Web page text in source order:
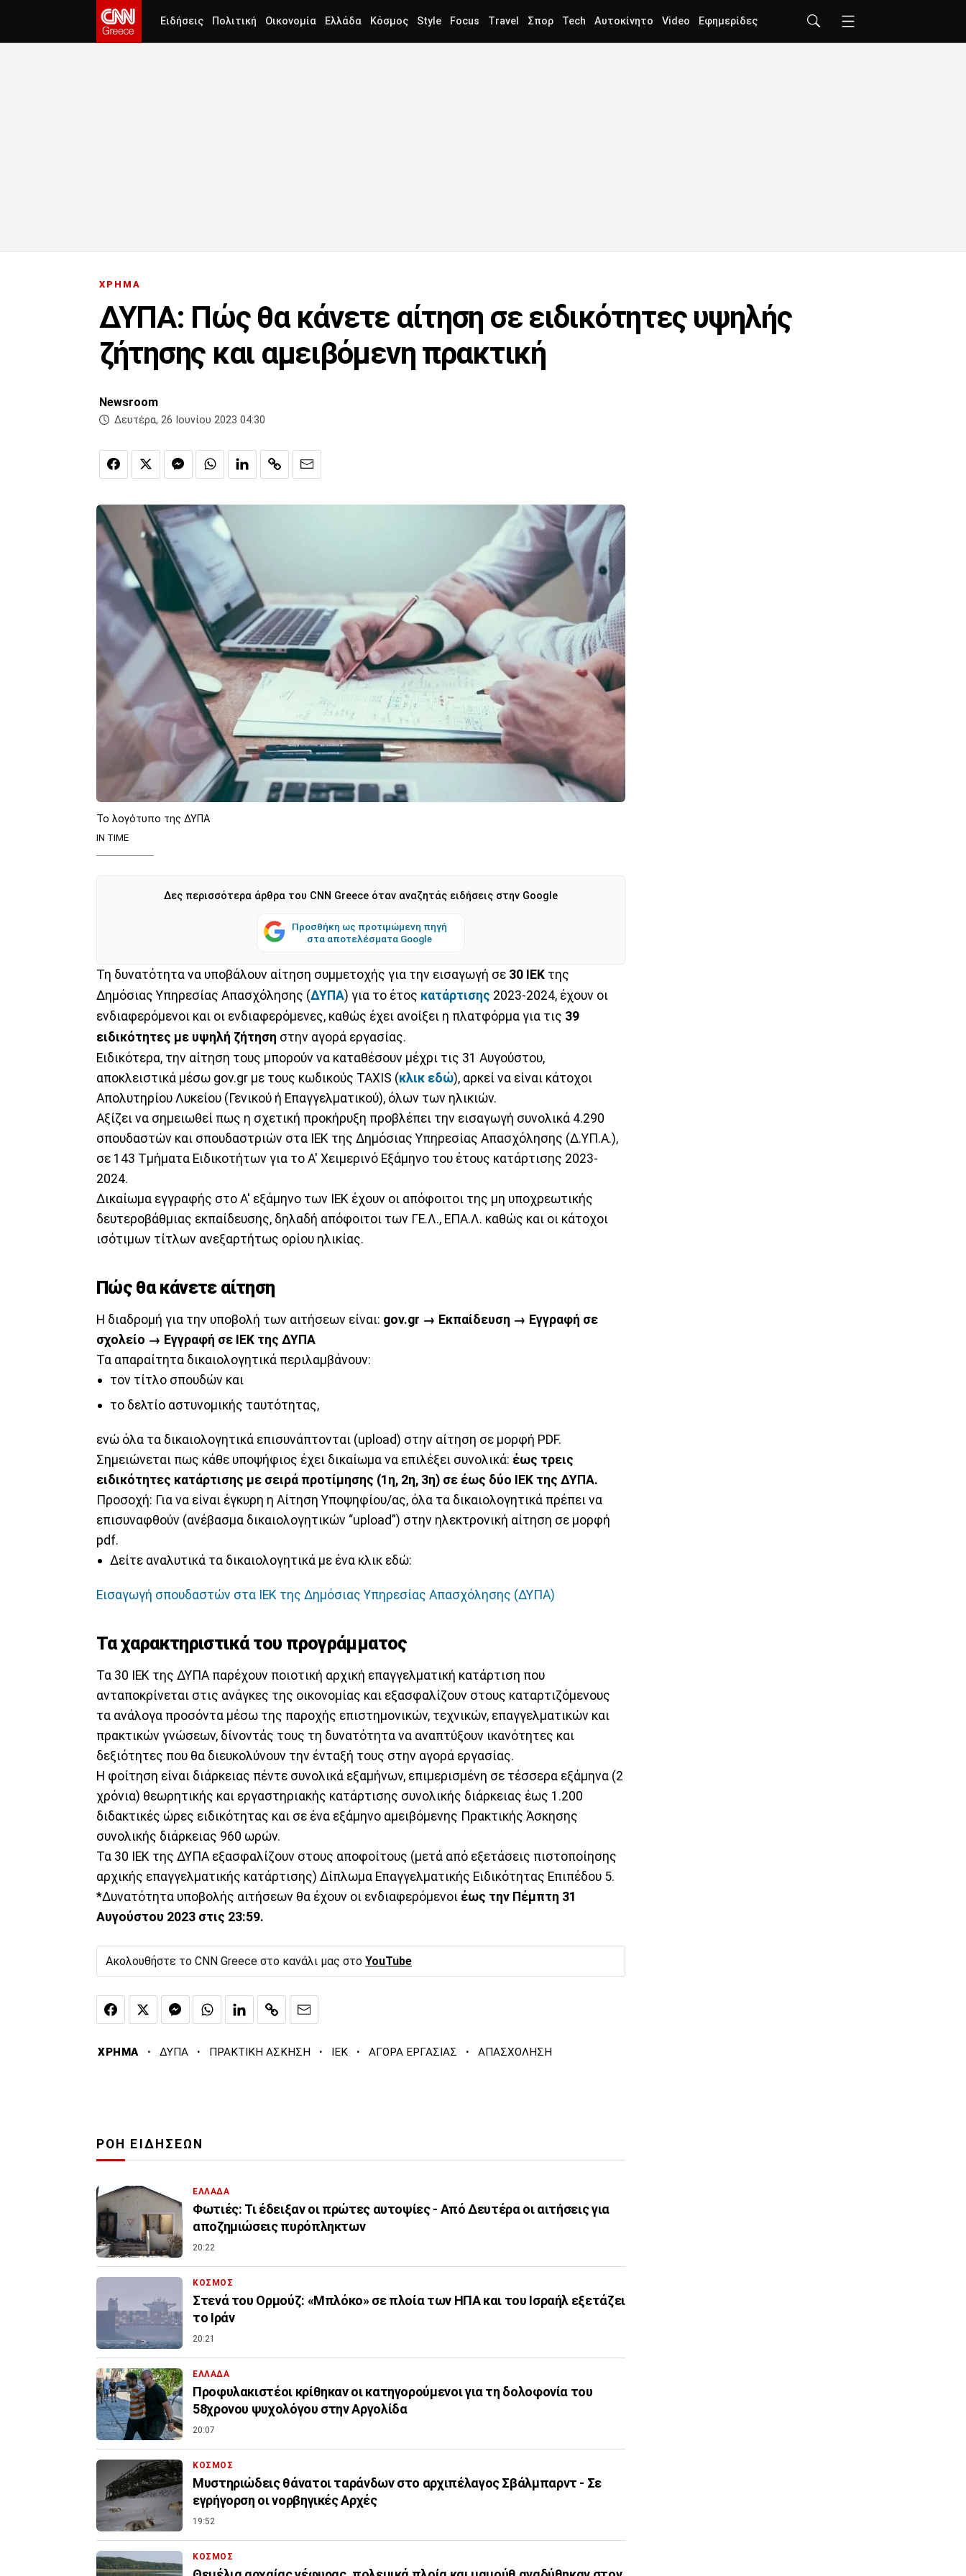
Ειδήσεις Πολιτική Οικονομία Ελλάδα Κόσμος Style Focus Travel Σπορ Tech Αυτοκίνητο Video Εφημερίδες
ΧΡΗΜΑ
ΔΥΠΑ: Πώς θα κάνετε αίτηση σε ειδικότητες υψηλής
ζήτησης και αμειβόμενη πρακτική
Newsroom
Δευτέρα, 26 Ιουνίου 2023 04:30
Το λογότυπο της ΔΥΠΑ
IN TIME
Δες περισσότερα άρθρα του CNN Greece όταν αναζητάς ειδήσεις στην Google
Προσθήκη ως προτιμώμενη πηγή
στα αποτελέσματα Google
Τη δυνατότητα να υποβάλουν αίτηση συμμετοχής για την εισαγωγή σε 30 ΙΕΚ της
Δημόσιας Υπηρεσίας Απασχόλησης (ΔΥΠΑ) για το έτος κατάρτισης 2023-2024, έχουν οι
ενδιαφερόμενοι και οι ενδιαφερόμενες, καθώς έχει ανοίξει η πλατφόρμα για τις 39
ειδικότητες με υψηλή ζήτηση στην αγορά εργασίας.
Ειδικότερα, την αίτηση τους μπορούν να καταθέσουν μέχρι τις 31 Αυγούστου,
αποκλειστικά μέσω gov.gr με τους κωδικούς TAXIS (κλικ εδώ), αρκεί να είναι κάτοχοι
Απολυτηρίου Λυκείου (Γενικού ή Επαγγελματικού), όλων των ηλικιών.
Αξίζει να σημειωθεί πως η σχετική προκήρυξη προβλέπει την εισαγωγή συνολικά 4.290
σπουδαστών και σπουδαστριών στα ΙΕΚ της Δημόσιας Υπηρεσίας Απασχόλησης (Δ.ΥΠ.Α.),
σε 143 Τμήματα Ειδικοτήτων για το Α' Χειμερινό Εξάμηνο του έτους κατάρτισης 2023-
2024.
Δικαίωμα εγγραφής στο Α' εξάμηνο των ΙΕΚ έχουν οι απόφοιτοι της μη υποχρεωτικής
δευτεροβάθμιας εκπαίδευσης, δηλαδή απόφοιτοι των ΓΕ.Λ., ΕΠΑ.Λ. καθώς και οι κάτοχοι
ισότιμων τίτλων ανεξαρτήτως ορίου ηλικίας.
Πώς θα κάνετε αίτηση
Η διαδρομή για την υποβολή των αιτήσεων είναι: gov.gr → Εκπαίδευση → Εγγραφή σε
σχολείο → Εγγραφή σε ΙΕΚ της ΔΥΠΑ
Τα απαραίτητα δικαιολογητικά περιλαμβάνουν:
τον τίτλο σπουδών και
το δελτίο αστυνομικής ταυτότητας,
ενώ όλα τα δικαιολογητικά επισυνάπτονται (upload) στην αίτηση σε μορφή PDF.
Σημειώνεται πως κάθε υποψήφιος έχει δικαίωμα να επιλέξει συνολικά: έως τρεις
ειδικότητες κατάρτισης με σειρά προτίμησης (1η, 2η, 3η) σε έως δύο ΙΕΚ της ΔΥΠΑ.
Προσοχή: Για να είναι έγκυρη η Αίτηση Υποψηφίου/ας, όλα τα δικαιολογητικά πρέπει να
επισυναφθούν (ανέβασμα δικαιολογητικών “upload”) στην ηλεκτρονική αίτηση σε μορφή
pdf.
Δείτε αναλυτικά τα δικαιολογητικά με ένα κλικ εδώ:
Εισαγωγή σπουδαστών στα ΙΕΚ της Δημόσιας Υπηρεσίας Απασχόλησης (ΔΥΠΑ)
Τα χαρακτηριστικά του προγράμματος
Τα 30 ΙΕΚ της ΔΥΠΑ παρέχουν ποιοτική αρχική επαγγελματική κατάρτιση που
ανταποκρίνεται στις ανάγκες της οικονομίας και εξασφαλίζουν στους καταρτιζόμενους
τα ανάλογα προσόντα μέσω της παροχής επιστημονικών, τεχνικών, επαγγελματικών και
πρακτικών γνώσεων, δίνοντάς τους τη δυνατότητα να αναπτύξουν ικανότητες και
δεξιότητες που θα διευκολύνουν την ένταξή τους στην αγορά εργασίας.
Η φοίτηση είναι διάρκειας πέντε συνολικά εξαμήνων, επιμερισμένη σε τέσσερα εξάμηνα (2
χρόνια) θεωρητικής και εργαστηριακής κατάρτισης συνολικής διάρκειας έως 1.200
διδακτικές ώρες ειδικότητας και σε ένα εξάμηνο αμειβόμενης Πρακτικής Άσκησης
συνολικής διάρκειας 960 ωρών.
Τα 30 ΙΕΚ της ΔΥΠΑ εξασφαλίζουν στους αποφοίτους (μετά από εξετάσεις πιστοποίησης
αρχικής επαγγελματικής κατάρτισης) Δίπλωμα Επαγγελματικής Ειδικότητας Επιπέδου 5.
*Δυνατότητα υποβολής αιτήσεων θα έχουν οι ενδιαφερόμενοι έως την Πέμπτη 31
Αυγούστου 2023 στις 23:59.
Ακολουθήστε το CNN Greece στο κανάλι μας στο YouTube
ΧΡΗΜΑ · ΔΥΠΑ · ΠΡΑΚΤΙΚΗ ΑΣΚΗΣΗ · ΙΕΚ · ΑΓΟΡΑ ΕΡΓΑΣΙΑΣ · ΑΠΑΣΧΟΛΗΣΗ
ΡΟΗ ΕΙΔΗΣΕΩΝ
ΕΛΛΑΔΑ
Φωτιές: Τι έδειξαν οι πρώτες αυτοψίες - Από Δευτέρα οι αιτήσεις για
αποζημιώσεις πυρόπληκτων
20:22
ΚΟΣΜΟΣ
Στενά του Ορμούζ: «Μπλόκο» σε πλοία των ΗΠΑ και του Ισραήλ εξετάζει
το Ιράν
20:21
ΕΛΛΑΔΑ
Προφυλακιστέοι κρίθηκαν οι κατηγορούμενοι για τη δολοφονία του
58χρονου ψυχολόγου στην Αργολίδα
20:07
ΚΟΣΜΟΣ
Μυστηριώδεις θάνατοι ταράνδων στο αρχιπέλαγος Σβάλμπαρντ - Σε
εγρήγορση οι νορβηγικές Αρχές
19:52
ΚΟΣΜΟΣ